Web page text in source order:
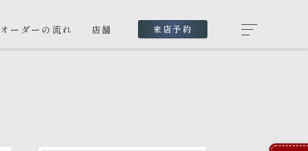
オーダーの流れ 店舗 来店予約